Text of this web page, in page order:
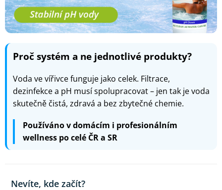
Proč systém a ne jednotlivé produkty?
Voda ve vířivce funguje jako celek. Filtrace,
dezinfekce a pH musí spolupracovat – jen tak je voda
skutečně čistá, zdravá a bez zbytečné chemie.
Používáno v domácím i profesionálním
wellness po celé ČR a SR
Nevíte, kde začít?